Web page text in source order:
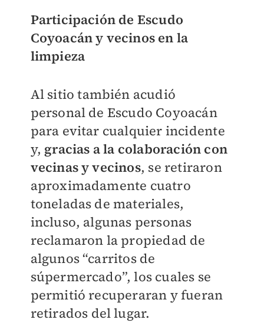
Participación de Escudo
Coyoacán y vecinos en la
limpieza
Al sitio también acudió
personal de Escudo Coyoacán
para evitar cualquier incidente
y, gracias a la colaboración con
vecinas y vecinos, se retiraron
aproximadamente cuatro
toneladas de materiales,
incluso, algunas personas
reclamaron la propiedad de
algunos “carritos de
súpermercado”, los cuales se
permitió recuperaran y fueran
retirados del lugar.